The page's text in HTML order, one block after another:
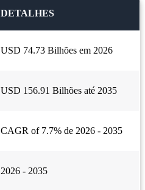
DETALHES
USD 74.73 Bilhões em 2026
USD 156.91 Bilhões até 2035
CAGR of 7.7% de 2026 - 2035
2026 - 2035